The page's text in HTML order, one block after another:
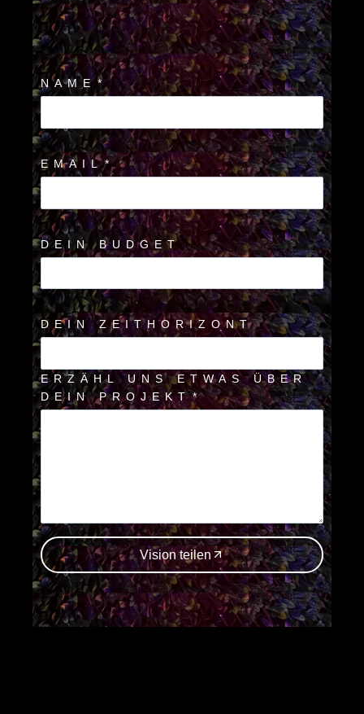
NAME *
EMAIL*
DEIN BUDGET
DEIN ZEITHORIZONT
ERZÄHL UNS ETWAS ÜBER
DEIN PROJEKT*
Vision teilen